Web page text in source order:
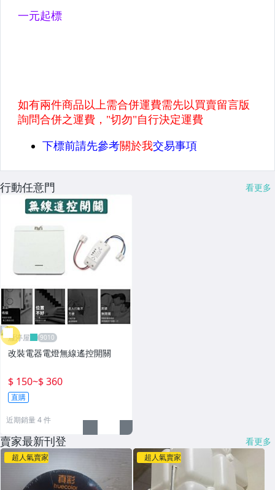
行動任意門 看更多
雁渟屋
改裝電器電燈無線遙控開關
$ 150~$ 360
直購
近期銷量 4 件
賣家最新刊登 看更多
超人氣賣家 超人氣賣家